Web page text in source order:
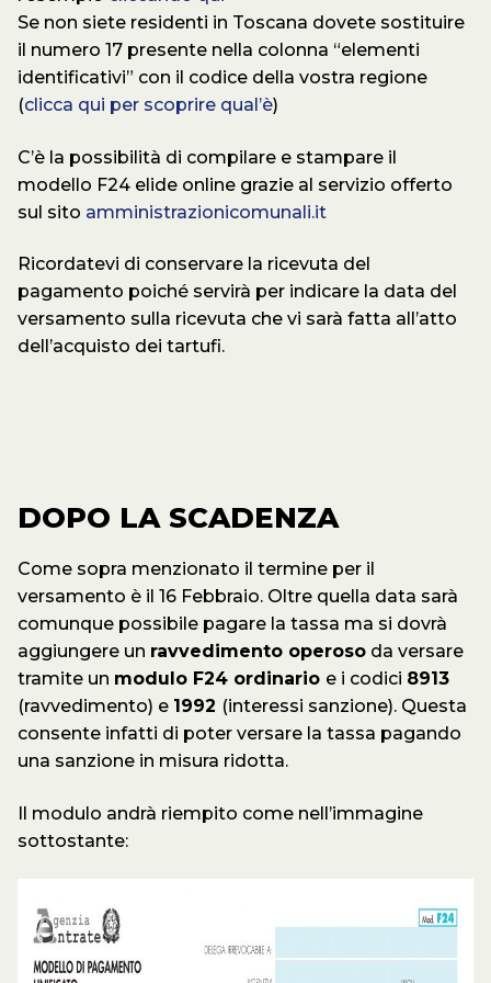
Se non siete residenti in Toscana dovete sostituire
il numero 17 presente nella colonna “elementi
identificativi” con il codice della vostra regione
(clicca qui per scoprire qual’è)
C’è la possibilità di compilare e stampare il
modello F24 elide online grazie al servizio offerto
sul sito amministrazionicomunali.it
Ricordatevi di conservare la ricevuta del
pagamento poiché servirà per indicare la data del
versamento sulla ricevuta che vi sarà fatta all’atto
dell’acquisto dei tartufi.
DOPO LA SCADENZA
Come sopra menzionato il termine per il
versamento è il 16 Febbraio. Oltre quella data sarà
comunque possibile pagare la tassa ma si dovrà
aggiungere un ravvedimento operoso da versare
tramite un modulo F24 ordinario e i codici 8913
(ravvedimento) e 1992 (interessi sanzione). Questa
consente infatti di poter versare la tassa pagando
una sanzione in misura ridotta.
Il modulo andrà riempito come nell’immagine
sottostante: